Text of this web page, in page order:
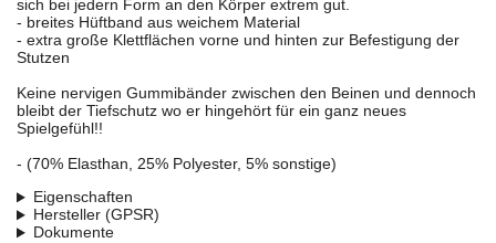
sich bei jedern Form an den Körper extrem gut.
- breites Hüftband aus weichem Material
- extra große Klettflächen vorne und hinten zur Befestigung der
Stutzen
Keine nervigen Gummibänder zwischen den Beinen und dennoch
bleibt der Tiefschutz wo er hingehört für ein ganz neues
Spielgefühl!!
- (70% Elasthan, 25% Polyester, 5% sonstige)
Eigenschaften
Hersteller (GPSR)
Dokumente